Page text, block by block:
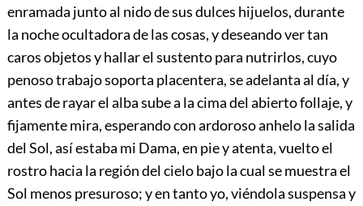
enramada junto al nido de sus dulces hijuelos, durante
la noche ocultadora de las cosas, y deseando ver tan
caros objetos y hallar el sustento para nutrirlos, cuyo
penoso trabajo soporta placentera, se adelanta al día, y
antes de rayar el alba sube a la cima del abierto follaje, y
fijamente mira, esperando con ardoroso anhelo la salida
del Sol, así estaba mi Dama, en pie y atenta, vuelto el
rostro hacia la región del cielo bajo la cual se muestra el
Sol menos presuroso; y en tanto yo, viéndola suspensa y